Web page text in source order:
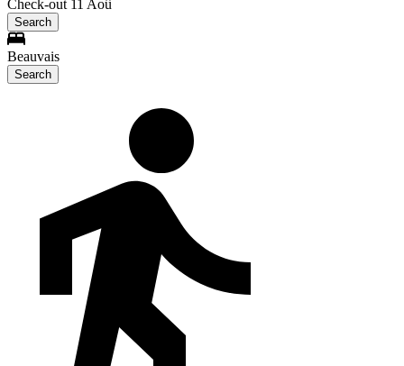
Check-out 11 Aoû
Search
Beauvais
Search